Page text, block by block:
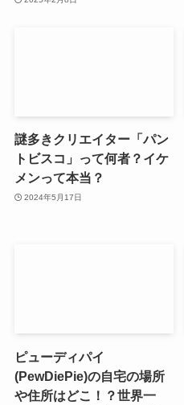
謎多きクリエイター「パン
トビスコ」って何者？イケ
メンって本当？
2024年5月17日
ピューディパイ
(PewDiePie)の自宅の場所
や住所はどこ！？世界一